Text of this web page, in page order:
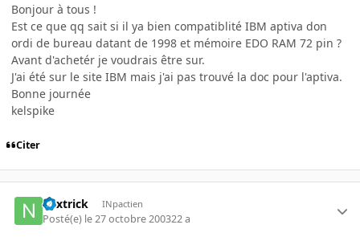
Bonjour à tous !
Est ce que qq sait si il ya bien compatiblité IBM aptiva don
ordi de bureau datant de 1998 et mémoire EDO RAM 72 pin ?
Avant d'achetér je voudrais être sur.
J'ai été sur le site IBM mais j'ai pas trouvé la doc pour l'aptiva.
Bonne journée
kelspike
Citer
nextrick INpactien
Posté(e) le 27 octobre 200322 a